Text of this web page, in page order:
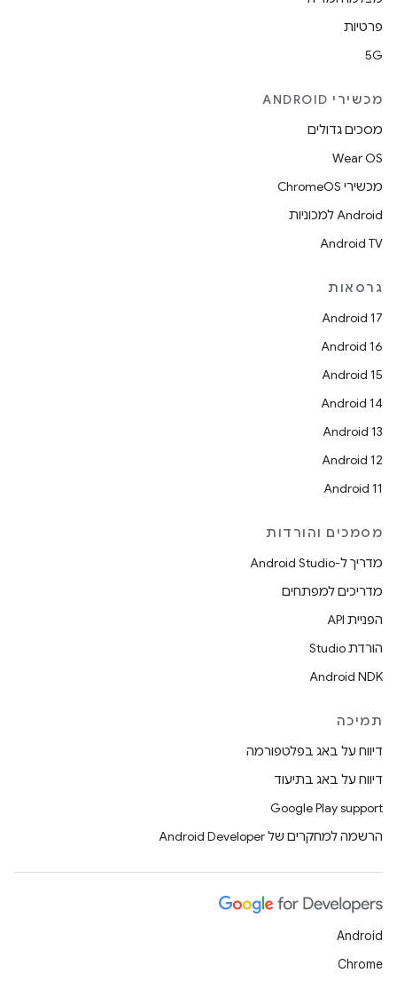
פרטיות
5G
מכשירי ANDROID
מסכים גדולים
Wear OS
מכשירי ChromeOS
Android למכוניות
Android TV
גרסאות
Android 17
Android 16
Android 15
Android 14
Android 13
Android 12
Android 11
מסמכים והורדות
מדריך ל-Android Studio
מדריכים למפתחים
הפניית API
הורדת Studio
Android NDK
תמיכה
דיווח על באג בפלטפורמה
דיווח על באג בתיעוד
Google Play support
הרשמה למחקרים של Android Developer
Android
Chrome